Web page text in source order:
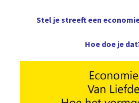
Stel je streeft een
Hoe doe je